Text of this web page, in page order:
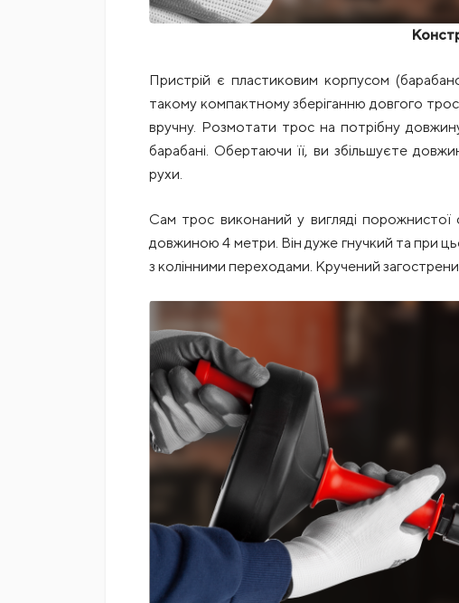
Пристрій є пластиковим корпусом
такому компактному зберіганню довгого
вручну. Розмотати трос на потрібну
барабані. Обертаючи її, ви збільшуєте
рухи.
Сам трос виконаний у вигляді порожнистої
довжиною 4 метри. Він дуже гнучкий та при
з колінними переходами. Кручений